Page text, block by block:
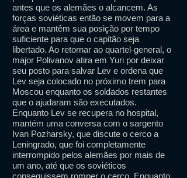
antes que os alemães o alcancem. As
forças soviéticas então se movem para a
área e mantêm sua posição por tempo
suficiente para que o capitão seja
libertado. Ao retornar ao quartel-general, o
major Polivanov atira em Yuri por deixar
seu posto para salvar Lev e ordena que
Lev seja colocado no próximo trem para
Moscou enquanto os soldados restantes
que o ajudaram são executados.
Enquanto Lev se recupera no hospital,
mantém uma conversa com o sargento
Ivan Pozharsky, que discute o cerco a
Leningrado, que foi completamente
interrompido pelos alemães por mais de
um ano, até que os soviéticos
conseguissem romper o cerco. Enquanto